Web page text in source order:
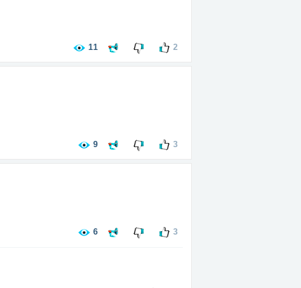
11 2
9 3
6 3